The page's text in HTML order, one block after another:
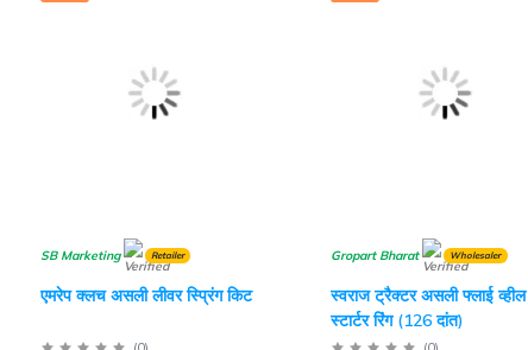
SB Marketing Retailer
एमरेप क्लच असली लीवर स्प्रिंग किट
Gropart Bharat Wholesaler
स्वराज ट्रैक्टर असली फ्लाई व्हील
स्टार्टर रिंग (126 दांत)